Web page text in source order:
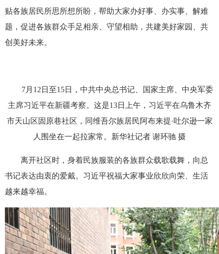
贴各族居民所思所想所盼，帮助大家办好事、办实事、解难
题，促进各族群众手足相亲、守望相助，共建美好家园、共
创美好未来。
7月12日至15日，中共中央总书记、国家主席、中央军委
主席习近平在新疆考察。这是13日上午，习近平在乌鲁木齐
市天山区固原巷社区，同维吾尔族居民阿布来提·吐尔逊一家
人围坐在一起拉家常。新华社记者 谢环驰 摄
离开社区时，身着民族服装的各族群众载歌载舞，向总
书记表达由衷的爱戴。习近平祝福大家事业欣欣向荣、生活
越来越幸福。